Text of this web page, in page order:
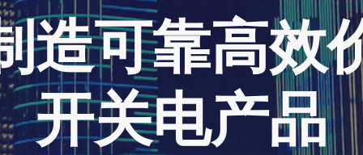
造可靠高效
开关电产品